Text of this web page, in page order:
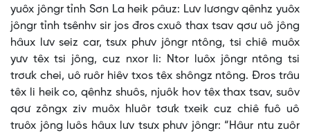
yuôx jôngr tỉnh Sơn La heik pâuz: Lưv lươngv qênhz yuôx
jôngr tỉnh tsênhv sir jos đros cxuô thax tsav qơư uô jông
hâux lưv seiz car, tsưx phưv jôngr ntông, tsi chiê muôx
yưv têx tsi jông, cuz nxor li: Ntor luôx jôngr ntông tsi
trơưk chei, uô ruôr hiêv txos têx shôngz ntông. Đros trâu
têx li heik co, qênhz shuôs, njuôk hov têx thax tsav, suôv
qơư zôngx ziv muôx hluôr tơưk txeik cuz chiê fuô uô
truôx jông luôs hâux lưv tsưx phưv jôngr: “Hâur ntu zuôr